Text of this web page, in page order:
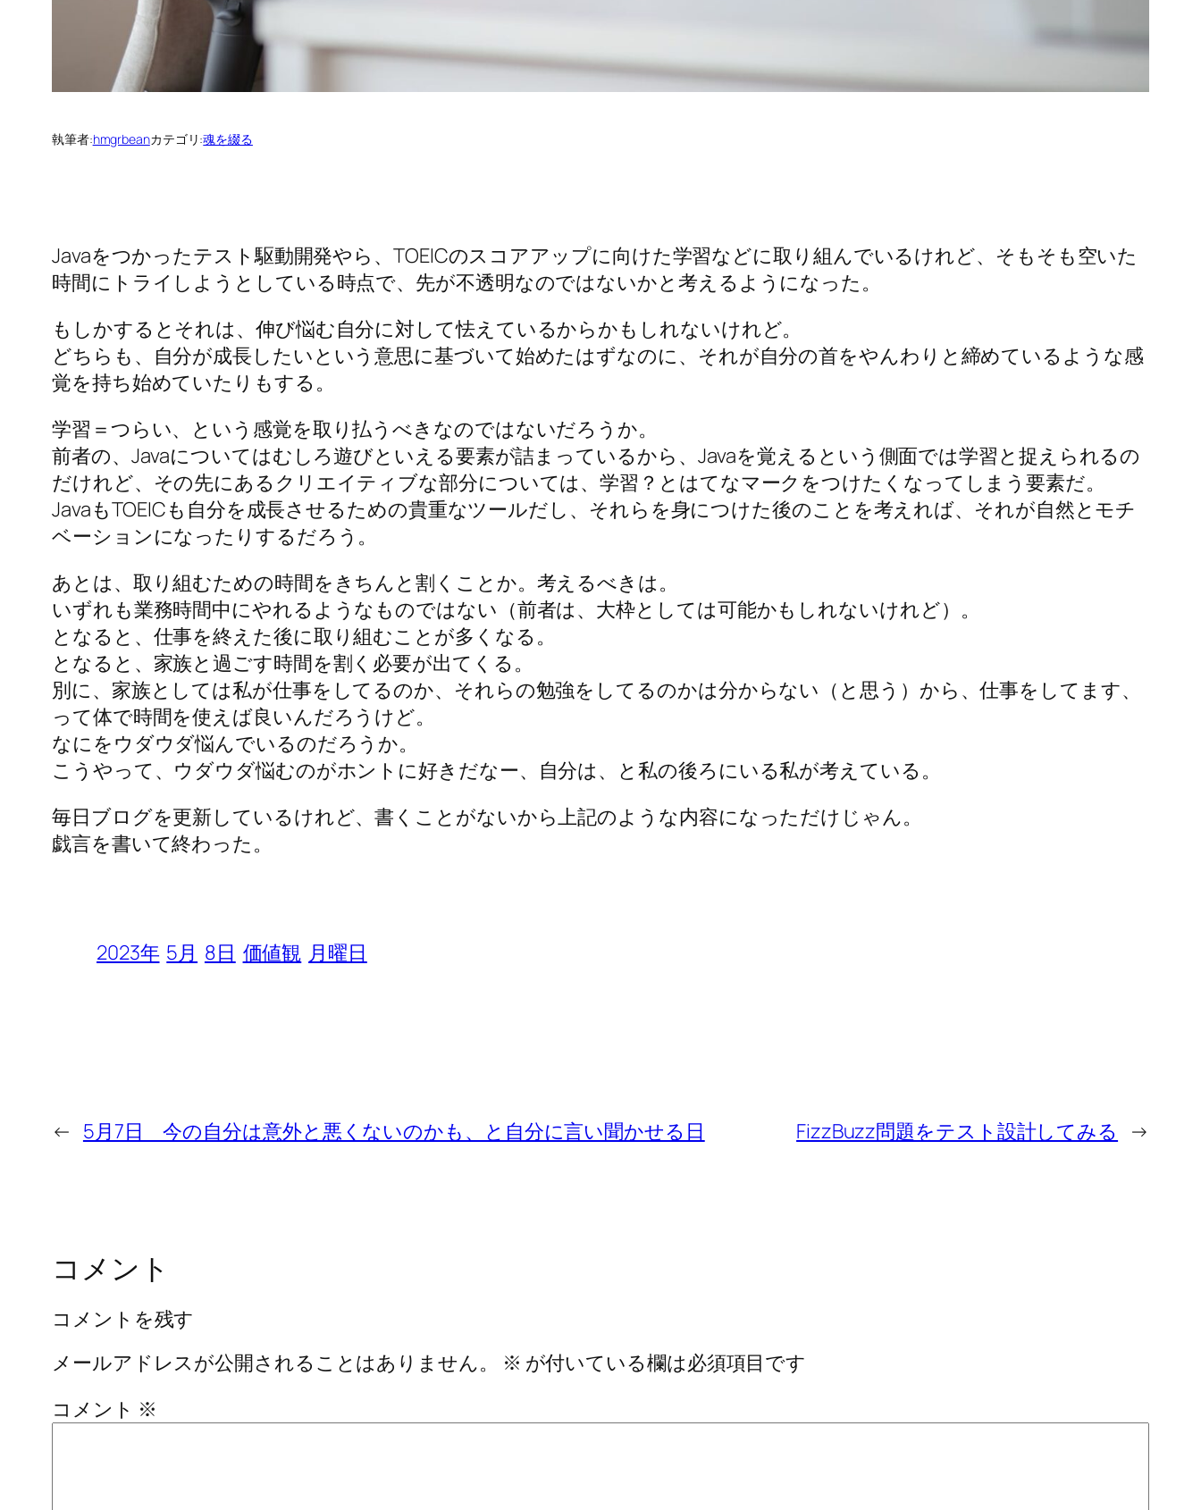
執筆者:hmgrbeanカテゴリ:魂を綴る
Javaをつかったテスト駆動開発やら、TOEICのスコアアップに向けた学習などに取り組んでいるけれど、そもそも空いた
時間にトライしようとしている時点で、先が不透明なのではないかと考えるようになった。
もしかするとそれは、伸び悩む自分に対して怯えているからかもしれないけれど。
どちらも、自分が成長したいという意思に基づいて始めたはずなのに、それが自分の首をやんわりと締めているような感
覚を持ち始めていたりもする。
学習＝つらい、という感覚を取り払うべきなのではないだろうか。
前者の、Javaについてはむしろ遊びといえる要素が詰まっているから、Javaを覚えるという側面では学習と捉えられるの
だけれど、その先にあるクリエイティブな部分については、学習？とはてなマークをつけたくなってしまう要素だ。
JavaもTOEICも自分を成長させるための貴重なツールだし、それらを身につけた後のことを考えれば、それが自然とモチ
ベーションになったりするだろう。
あとは、取り組むための時間をきちんと割くことか。考えるべきは。
いずれも業務時間中にやれるようなものではない（前者は、大枠としては可能かもしれないけれど）。
となると、仕事を終えた後に取り組むことが多くなる。
となると、家族と過ごす時間を割く必要が出てくる。
別に、家族としては私が仕事をしてるのか、それらの勉強をしてるのかは分からない（と思う）から、仕事をしてます、
って体で時間を使えば良いんだろうけど。
なにをウダウダ悩んでいるのだろうか。
こうやって、ウダウダ悩むのがホントに好きだなー、自分は、と私の後ろにいる私が考えている。
毎日ブログを更新しているけれど、書くことがないから上記のような内容になっただけじゃん。
戯言を書いて終わった。
2023年 5月 8日 価値観 月曜日
← 5月7日 今の自分は意外と悪くないのかも、と自分に言い聞かせる日 FizzBuzz問題をテスト設計してみる →
コメント
コメントを残す
メールアドレスが公開されることはありません。
※ が付いている欄は必須項目です
コメント ※